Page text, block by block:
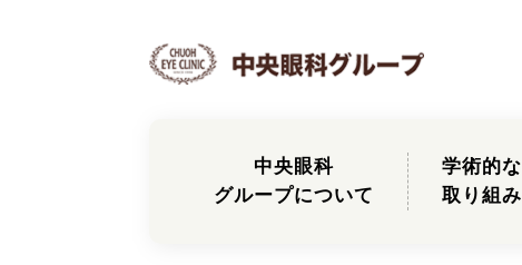
中央眼科
グループについて
学術的な
取り組み